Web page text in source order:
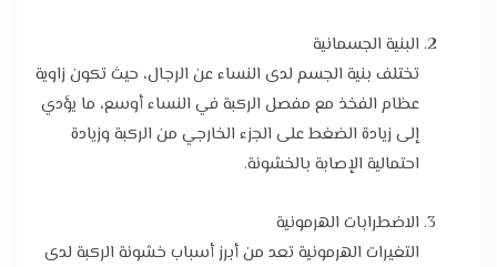
البنية الجسمانية
تختلف بنية الجسم لدى النساء عن الرجال، حيث تكون زاوية
عظام الفخذ مع مفصل الركبة في النساء أوسع، ما يؤدي
إلى زيادة الضغط على الجزء الخارجي من الركبة وزيادة
احتمالية الإصابة بالخشونة.
الاضطرابات الهرمونية
التغيرات الهرمونية تعد من أبرز أسباب خشونة الركبة لدى